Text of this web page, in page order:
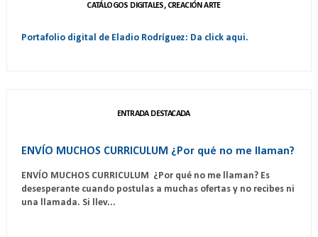
CATÁLOGOS DIGITALES, CREACIÓN ARTE
Portafolio digital de Eladio Rodríguez: Da click aqui.
ENTRADA DESTACADA
ENVÍO MUCHOS CURRICULUM ¿Por qué no me llaman?
ENVÍO MUCHOS CURRICULUM ¿Por qué no me llaman? Es
desesperante cuando postulas a muchas ofertas y no recibes ni
una llamada. Si llev...